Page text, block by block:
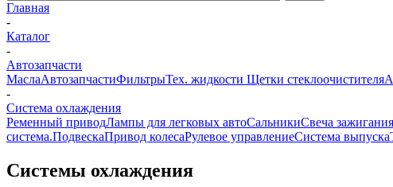
Главная
-
Каталог
-
Автозапчасти
МаслаАвтозапчастиФильтрыТех. жидкости Щетки стеклоочистителя
-
Система охлаждения
Ременный приводЛампы для легковых автоСальникиСвеча зажигания
система.ПодвескаПривод колесаРулевое управлениеСистема выпуска
Системы охлаждения